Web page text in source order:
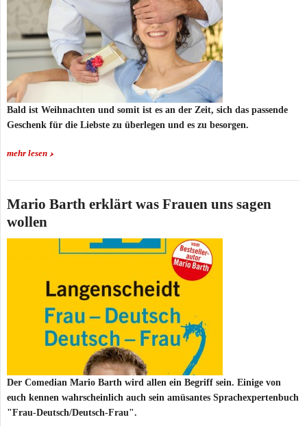
Bald ist Weihnachten und somit ist es an der Zeit, sich das passende
Geschenk für die Liebste zu überlegen und es zu besorgen.
mehr lesen
Mario Barth erklärt was Frauen uns sagen
wollen
Der Comedian Mario Barth wird allen ein Begriff sein. Einige von
euch kennen wahrscheinlich auch sein amüsantes Sprachexpertenbuch
"Frau-Deutsch/Deutsch-Frau".